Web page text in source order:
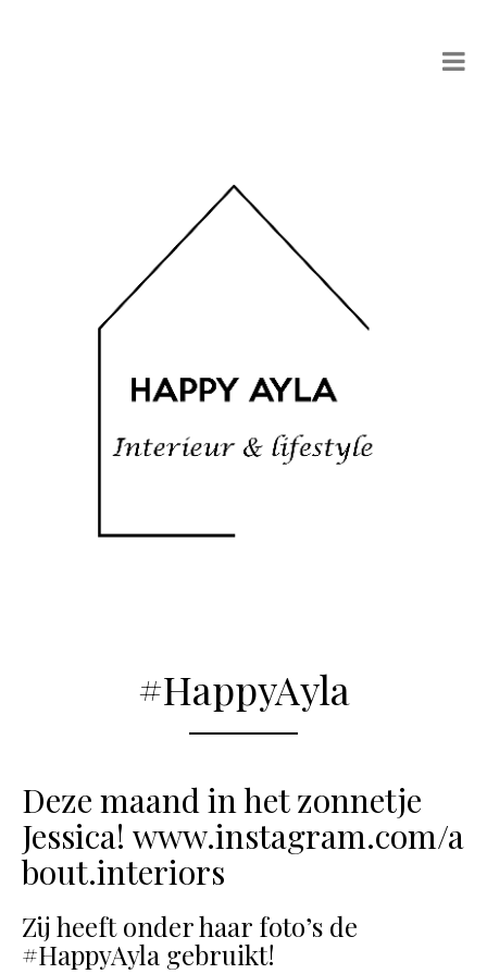
#HappyAyla
Deze maand in het zonnetje
Jessica! www.instagram.com/a
bout.interiors
Zij heeft onder haar foto’s de
#HappyAyla gebruikt!